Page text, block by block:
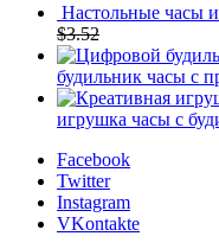
Настольные часы
$3.52
будильник часы с
игрушка часы c
Facebook
Twitter
Instagram
VKontakte